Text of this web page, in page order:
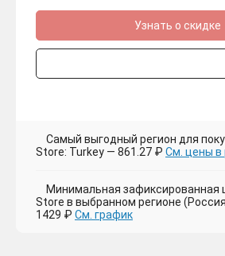
Узнать о скидке
Самый выгодный регион для
Store: Turkey — 861.27 ₽ См. цены в
Минимальная зафиксированная
Store в выбранном регионе
1429 ₽ См. график